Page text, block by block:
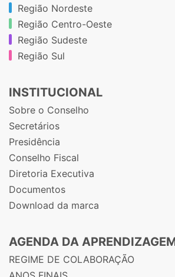
Região Nordeste
Região Centro-Oeste
Região Sudeste
Região Sul
INSTITUCIONAL
Sobre o Conselho
Secretários
Presidência
Conselho Fiscal
Diretoria Executiva
Documentos
Download da marca
AGENDA DA
REGIME DE COLABORAÇÃO